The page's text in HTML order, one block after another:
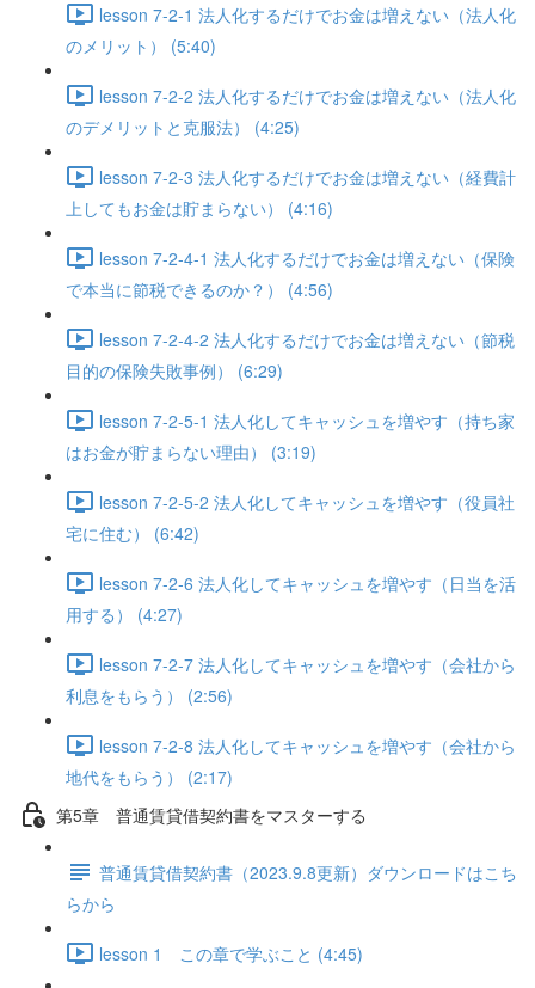
lesson 7-2-1 法人化するだけでお金は増えない（法人化
のメリット） (5:40)
lesson 7-2-2 法人化するだけでお金は増えない（法人化
のデメリットと克服法） (4:25)
lesson 7-2-3 法人化するだけでお金は増えない（経費計
上してもお金は貯まらない） (4:16)
lesson 7-2-4-1 法人化するだけでお金は増えない（保険
で本当に節税できるのか？） (4:56)
lesson 7-2-4-2 法人化するだけでお金は増えない（節税
目的の保険失敗事例） (6:29)
lesson 7-2-5-1 法人化してキャッシュを増やす（持ち家
はお金が貯まらない理由） (3:19)
lesson 7-2-5-2 法人化してキャッシュを増やす（役員社
宅に住む） (6:42)
lesson 7-2-6 法人化してキャッシュを増やす（日当を活
用する） (4:27)
lesson 7-2-7 法人化してキャッシュを増やす（会社から
利息をもらう） (2:56)
lesson 7-2-8 法人化してキャッシュを増やす（会社から
地代をもらう） (2:17)
第5章 普通賃貸借契約書をマスターする
普通賃貸借契約書（2023.9.8更新）ダウンロードはこち
らから
lesson 1 この章で学ぶこと (4:45)